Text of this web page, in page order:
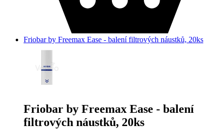
Friobar by Freemax Ease - balení filtrových náustků, 20ks
Friobar by Freemax Ease - balení
filtrových náustků, 20ks